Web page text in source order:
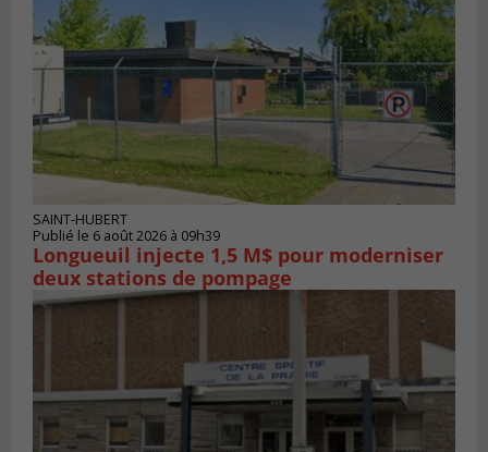
SAINT-HUBERT
Publié le 6 août 2026 à 09h39
Longueuil injecte 1,5 M$ pour moderniser
deux stations de pompage